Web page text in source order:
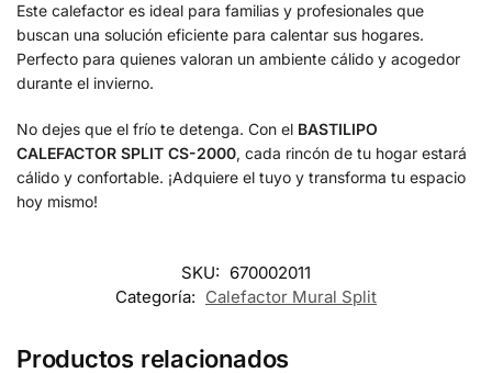
Este calefactor es ideal para familias y profesionales que
buscan una solución eficiente para calentar sus hogares.
Perfecto para quienes valoran un ambiente cálido y acogedor
durante el invierno.
No dejes que el frío te detenga. Con el BASTILIPO
CALEFACTOR SPLIT CS-2000, cada rincón de tu hogar estará
cálido y confortable. ¡Adquiere el tuyo y transforma tu espacio
hoy mismo!
SKU: 670002011
Categoría: Calefactor Mural Split
Productos relacionados